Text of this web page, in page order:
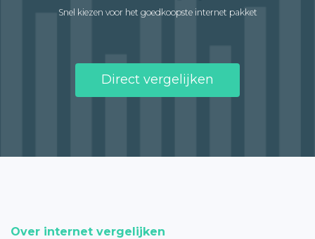
Snel kiezen voor het goedkoopste internet pakket
Direct vergelijken
Over internet vergelijken